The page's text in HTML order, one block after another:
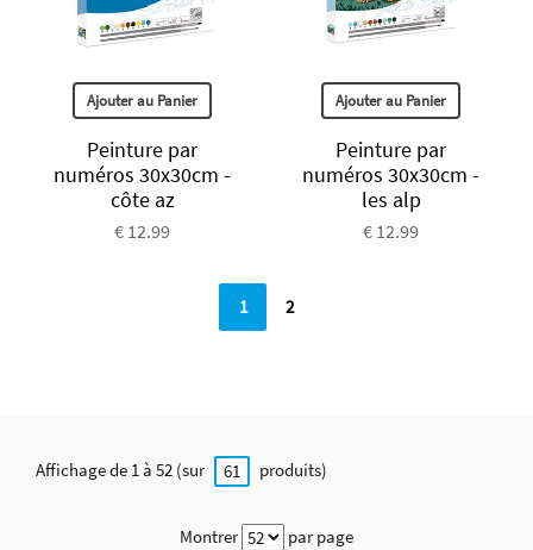
Ajouter au Panier
Peinture par
numéros 30x30cm -
côte az
€ 12.99
Ajouter au Panier
Peinture par
numéros 30x30cm -
les alp
€ 12.99
1 2
Affichage de 1 à 52 (sur 61 produits)
Montrer par page